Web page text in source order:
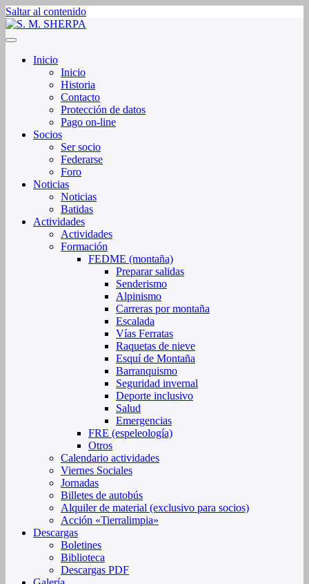
Saltar al contenido
S. M. SHERPA
Sociedad de Montaña Sherpa de La Rioja
Inicio
Inicio
Historia
Contacto
Protección de datos
Pago on-line
Socios
Ser socio
Federarse
Foro
Noticias
Noticias
Batidas
Actividades
Actividades
Formación
FEDME (montaña)
Preparar salidas
Senderismo
Alpinismo
Carreras por montaña
Escalada
Vías Ferratas
Raquetas de nieve
Esquí de Montaña
Barranquismo
Seguridad invernal
Deporte inclusivo
Salud
Emergencias
FRE (espeleología)
Otros
Calendario actividades
Viernes Sociales
Jornadas
Billetes de autobús
Alquiler de material (exclusivo para socios)
Acción «Tierralimpia»
Descargas
Boletines
Biblioteca
Descargas PDF